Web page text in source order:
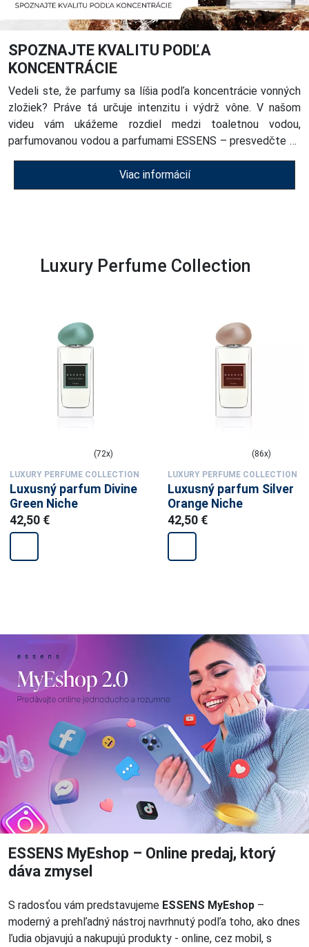
SPOZNAJTE KVALITU PODĽA
KONCENTRÁCIE
Vedeli ste, že parfumy sa líšia podľa koncentrácie vonných
zložiek? Práve tá určuje intenzitu i výdrž vône. V našom
videu vám ukážeme rozdiel medzi toaletnou vodou,
parfumovanou vodou a parfumami ESSENS – presvedčte sa
Viac informácií
Luxury Perfume Collection
(72x)
LUXURY PERFUME COLLECTION
Luxusný parfum Divine
Green Niche
42,50 €
(86x)
LUXURY PERFUME COLLECTION
Luxusný parfum Silver
Orange Niche
42,50 €
ESSENS MyEshop – Online predaj, ktorý
dáva zmysel
S radosťou vám predstavujeme ESSENS MyEshop –
moderný a prehľadný nástroj navrhnutý podľa toho, ako dnes
ľudia objavujú a nakupujú produkty - online, cez mobil, s